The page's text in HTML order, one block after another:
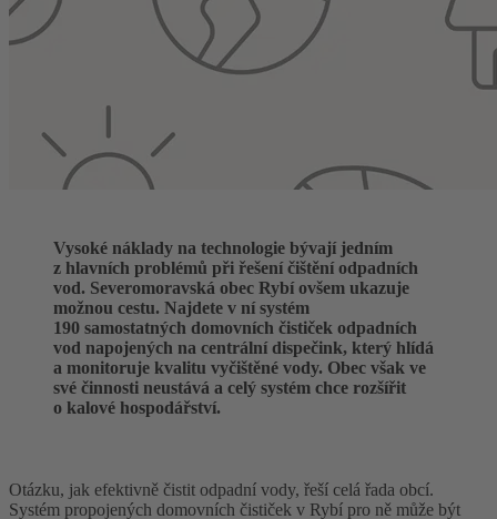
Vysoké náklady na technologie bývají jedním
z hlavních problémů při řešení čištění odpadních
vod. Severomoravská obec Rybí ovšem ukazuje
možnou cestu. Najdete v ní systém
190 samostatných domovních čističek odpadních
vod napojených na centrální dispečink, který hlídá
a monitoruje kvalitu vyčištěné vody. Obec však ve
své činnosti neustává a celý systém chce rozšířit
o kalové hospodářství.
Otázku, jak efektivně čistit odpadní vody, řeší celá řada obcí.
Systém propojených domovních čističek v Rybí pro ně může být